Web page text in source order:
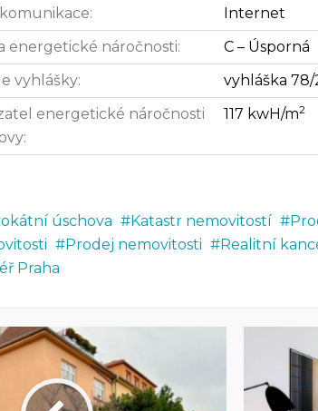
Internet
energetické náročnosti:
C – Úsporná
vyhlášky:
vyhláška 78/
energetické náročnosti
117 kwH/m2
úschova Katastr nemovitostí
Prodej nemovitosti Realitní
Praha